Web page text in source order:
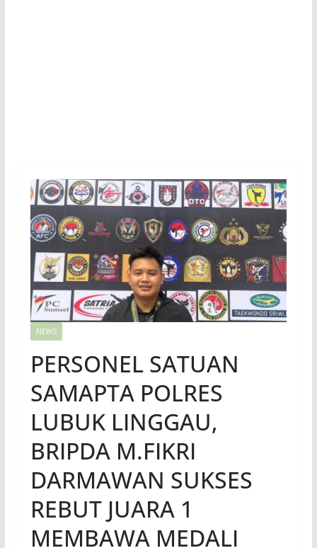
NEWS
PERSONEL SATUAN
SAMAPTA POLRES
LUBUK LINGGAU,
BRIPDA M.FIKRI
DARMAWAN SUKSES
REBUT JUARA 1
MEMBAWA MEDALI